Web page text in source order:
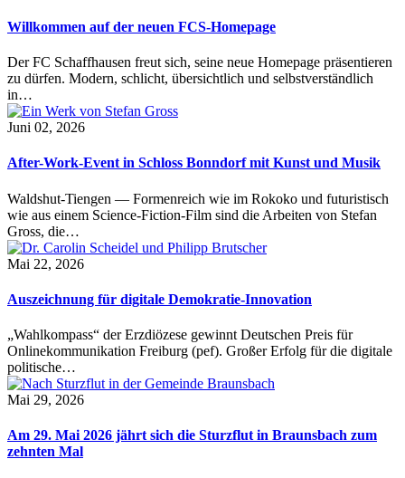
Willkommen auf der neuen FCS-Homepage
Der FC Schaffhausen freut sich, seine neue Homepage präsentieren
zu dürfen. Modern, schlicht, übersichtlich und selbstverständlich
in…
Juni 02, 2026
After-Work-Event in Schloss Bonndorf mit Kunst und Musik
Waldshut-Tiengen — Formenreich wie im Rokoko und futuristisch
wie aus einem Science-Fiction-Film sind die Arbeiten von Stefan
Gross, die…
Mai 22, 2026
Auszeichnung für digitale Demokratie-Innovation
„Wahlkompass“ der Erzdiözese gewinnt Deutschen Preis für
Onlinekommunikation Freiburg (pef). Großer Erfolg für die digitale
politische…
Mai 29, 2026
Am 29. Mai 2026 jährt sich die Sturzflut in Braunsbach zum
zehnten Mal